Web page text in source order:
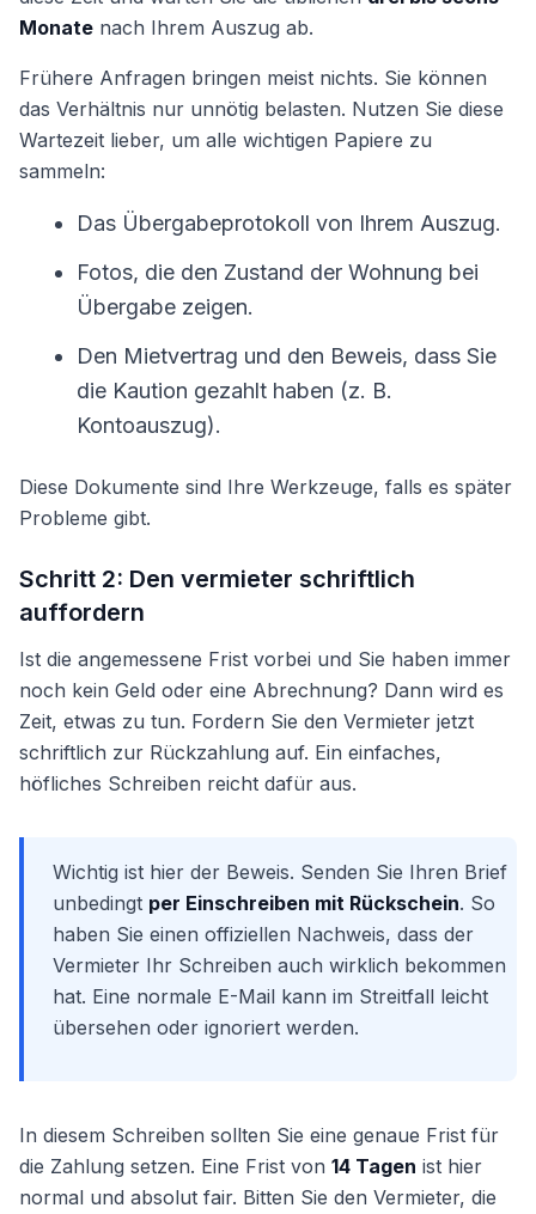
Monate nach Ihrem Auszug ab.
Frühere Anfragen bringen meist nichts. Sie können
das Verhältnis nur unnötig belasten. Nutzen Sie diese
Wartezeit lieber, um alle wichtigen Papiere zu
sammeln:
Das Übergabeprotokoll von Ihrem Auszug.
Fotos, die den Zustand der Wohnung bei
Übergabe zeigen.
Den Mietvertrag und den Beweis, dass Sie
die Kaution gezahlt haben (z. B.
Kontoauszug).
Diese Dokumente sind Ihre Werkzeuge, falls es später
Probleme gibt.
Schritt 2: Den vermieter schriftlich
auffordern
Ist die angemessene Frist vorbei und Sie haben immer
noch kein Geld oder eine Abrechnung? Dann wird es
Zeit, etwas zu tun. Fordern Sie den Vermieter jetzt
schriftlich zur Rückzahlung auf. Ein einfaches,
höfliches Schreiben reicht dafür aus.
Wichtig ist hier der Beweis. Senden Sie Ihren Brief
unbedingt per Einschreiben mit Rückschein. So
haben Sie einen offiziellen Nachweis, dass der
Vermieter Ihr Schreiben auch wirklich bekommen
hat. Eine normale E-Mail kann im Streitfall leicht
übersehen oder ignoriert werden.
In diesem Schreiben sollten Sie eine genaue Frist für
die Zahlung setzen. Eine Frist von 14 Tagen ist hier
normal und absolut fair. Bitten Sie den Vermieter, die